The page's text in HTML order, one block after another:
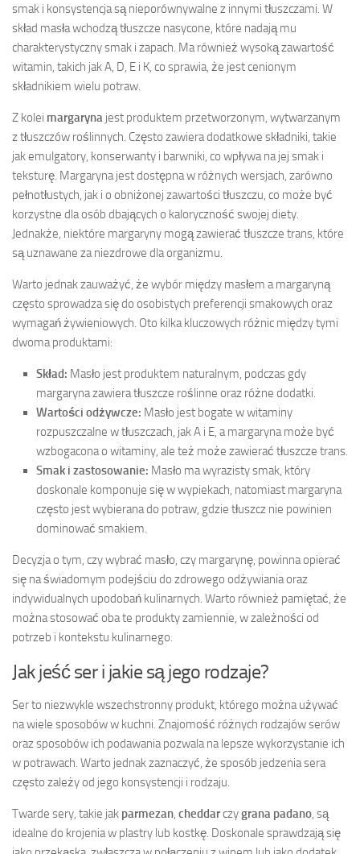
smak i konsystencja są nieporównywalne z innymi tłuszczami. W
skład masła wchodzą tłuszcze nasycone, które nadają mu
charakterystyczny smak i zapach. Ma również wysoką zawartość
witamin, takich jak A, D, E i K, co sprawia, że jest cenionym
składnikiem wielu potraw.
Z kolei margaryna jest produktem przetworzonym, wytwarzanym
z tłuszczów roślinnych. Często zawiera dodatkowe składniki, takie
jak emulgatory, konserwanty i barwniki, co wpływa na jej smak i
teksturę. Margaryna jest dostępna w różnych wersjach, zarówno
pełnotłustych, jak i o obniżonej zawartości tłuszczu, co może być
korzystne dla osób dbających o kaloryczność swojej diety.
Jednakże, niektóre margaryny mogą zawierać tłuszcze trans, które
są uznawane za niezdrowe dla organizmu.
Warto jednak zauważyć, że wybór między masłem a margaryną
często sprowadza się do osobistych preferencji smakowych oraz
wymagań żywieniowych. Oto kilka kluczowych różnic między tymi
dwoma produktami:
Skład: Masło jest produktem naturalnym, podczas gdy
margaryna zawiera tłuszcze roślinne oraz różne dodatki.
Wartości odżywcze: Masło jest bogate w witaminy
rozpuszczalne w tłuszczach, jak A i E, a margaryna może być
wzbogacona o witaminy, ale też może zawierać tłuszcze trans.
Smak i zastosowanie: Masło ma wyrazisty smak, który
doskonale komponuje się w wypiekach, natomiast margaryna
często jest wybierana do potraw, gdzie tłuszcz nie powinien
dominować smakiem.
Decyzja o tym, czy wybrać masło, czy margarynę, powinna opierać
się na świadomym podejściu do zdrowego odżywiania oraz
indywidualnych upodobań kulinarnych. Warto również pamiętać, że
można stosować oba te produkty zamiennie, w zależności od
potrzeb i kontekstu kulinarnego.
Jak jeść ser i jakie są jego rodzaje?
Ser to niezwykle wszechstronny produkt, którego można używać
na wiele sposobów w kuchni. Znajomość różnych rodzajów serów
oraz sposobów ich podawania pozwala na lepsze wykorzystanie ich
w potrawach. Warto jednak zaznaczyć, że sposób jedzenia sera
często zależy od jego konsystencji i rodzaju.
Twarde sery, takie jak parmezan, cheddarczygrana padano, są
idealne do krojenia w plastry lub kostkę. Doskonale sprawdzają się